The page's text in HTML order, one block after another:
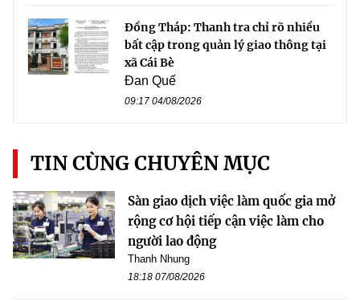
Đồng Tháp: Thanh tra chỉ rõ nhiều
bất cập trong quản lý giao thông tại
xã Cái Bè
Đan Quế
09:17 04/08/2026
TIN CÙNG CHUYÊN MỤC
Sàn giao dịch việc làm quốc gia mở
rộng cơ hội tiếp cận việc làm cho
người lao động
Thanh Nhung
18:18 07/08/2026